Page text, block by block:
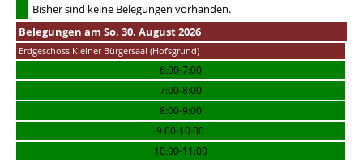
Bisher sind keine Belegungen vorhanden.
Belegungen am So, 30. August 2026
Erdgeschoss Kleiner Bürgersaal (Hofsgrund)
6:00-7:00
7:00-8:00
8:00-9:00
9:00-10:00
10:00-11:00